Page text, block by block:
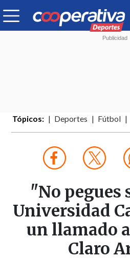
Tópicos: Deportes Fútbol
"No pegues
Universidad
un llamado
Claro